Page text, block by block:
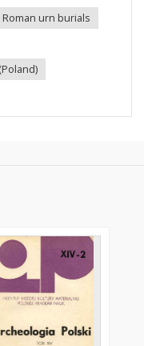
Roman urn burials